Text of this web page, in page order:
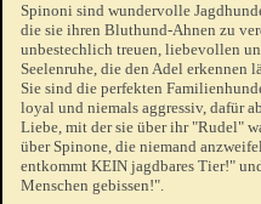
Spinoni sind wundervolle
die sie ihren Bluthund-Ahnen zu
unbestechlich treuen, liebevollen
Seelenruhe, die den Adel erkennen
Sie sind die perfekten
loyal und niemals aggressiv, dafür
Liebe, mit der sie über ihr "Rudel"
über Spinone, die niemand
entkommt KEIN jagdbares Tier!"
Menschen gebissen!".